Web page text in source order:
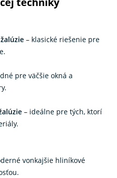
– klasické riešenie pre
pre väčšie okná a
– ideálne pre tých, ktorí
vonkajšie hliníkové